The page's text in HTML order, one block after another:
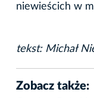
niewieścich w
tekst: Michał
Zobacz także: